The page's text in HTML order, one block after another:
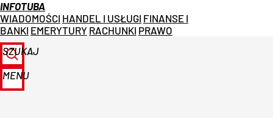
INFOTUBA
WIADOMOŚCI HANDEL I USŁUGI FINANSE I
BANKI EMERYTURY RACHUNKI PRAWO
SZUKAJ
MENU